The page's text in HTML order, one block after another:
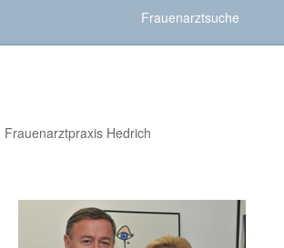
Frauenarztsuche
Frauenarztpraxis Hedrich